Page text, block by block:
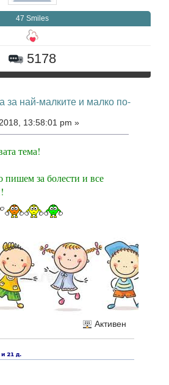
47 Smiles
5178
за най-малките и малко по-
13:58:01 pm »
тема!
пишем за болести и все
Активен